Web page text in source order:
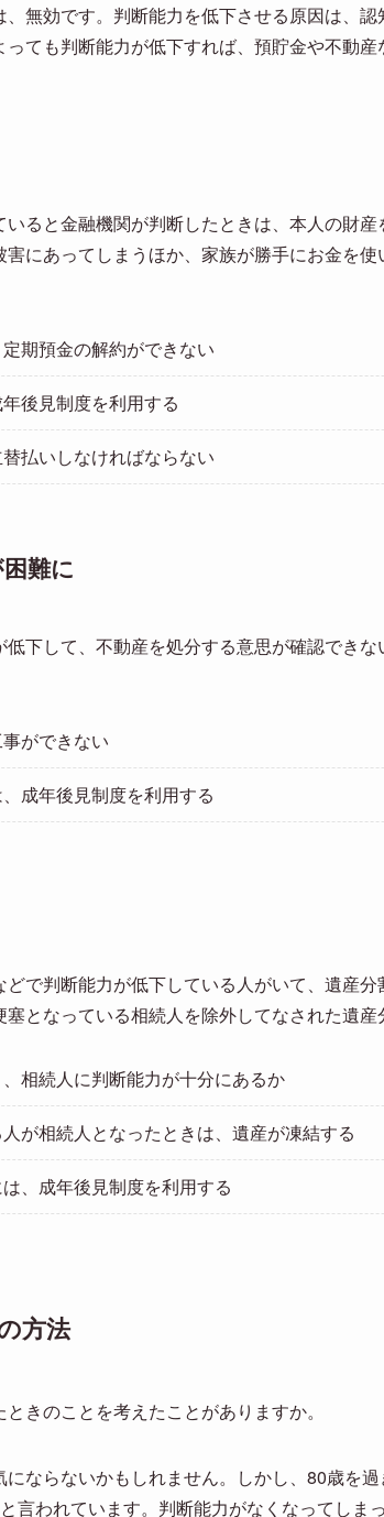
無効です。判断能力を低下させる原因は、
ても判断能力が低下すれば、預貯金や不動産
ると金融機関が判断したときは、本人の財
にあってしまうほか、家族が勝手にお金を
期預金の解約ができない
後見制度を利用する
払いしなければならない
難に
下して、不動産を処分する意思が確認でき
ができない
成年後見制度を利用する
で判断能力が低下している人がいて、遺産
となっている相続人を除外してなされた遺産
相続人に判断能力が十分にあるか
が相続人となったときは、遺産が凍結する
、成年後見制度を利用する
方法
きのことを考えたことがありますか。
ならないかもしれません。しかし、80歳を
言われています。判断能力がなくなってしま